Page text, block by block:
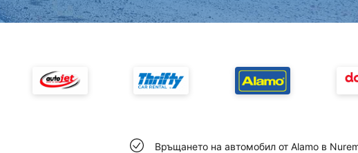
Връщането на автомобил от Alamo в